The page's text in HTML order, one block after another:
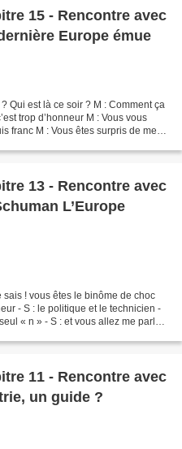
15 - Rencontre avec
Europe émue
Qui est là ce soir ? M : Comment ça
trop d’honneur M : Vous vous
franc M : Vous êtes surpris de me
13 - Rencontre avec
L’Europe
sais ! vous êtes le binôme de choc
- S : le politique et le technicien -
« n » - S : et vous allez me parler
11 - Rencontre avec
un guide ?